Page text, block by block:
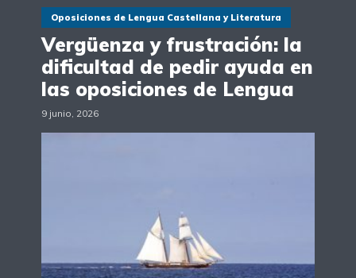
Oposiciones de Lengua Castellana y Literatura
Vergüenza y frustración: la
dificultad de pedir ayuda en
las oposiciones de Lengua
9 junio, 2026